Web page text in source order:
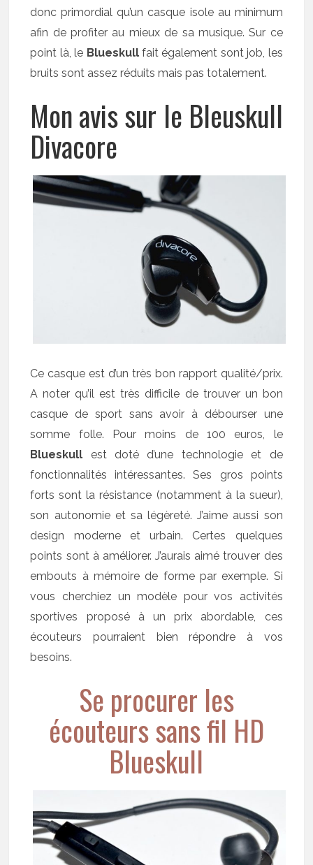
donc primordial qu’un casque isole au minimum
afin de profiter au mieux de sa musique. Sur ce
point là, le Blueskullfait également sont job, les
bruits sont assez réduits mais pas totalement.
Mon avis sur le Bleuskull
Divacore
Ce casque est d’un très bon rapport qualité/prix.
A noter qu’il est très difficile de trouver un bon
casque de sport sans avoir à débourser une
somme folle. Pour moins de 100 euros, le
Blueskull est doté d’une technologie et de
fonctionnalités intéressantes. Ses gros points
forts sont la résistance (notamment à la sueur),
son autonomie et sa légèreté. J’aime aussi son
design moderne et urbain. Certes quelques
points sont à améliorer. J’aurais aimé trouver des
embouts à mémoire de forme par exemple. Si
vous cherchiez un modèle pour vos activités
sportives proposé à un prix abordable, ces
écouteurs pourraient bien répondre à vos
besoins.
Se procurer les
écouteurs sans fil HD
Blueskull